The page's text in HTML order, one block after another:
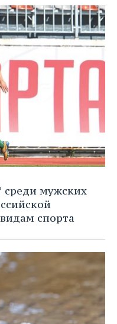
среди мужских
спорта